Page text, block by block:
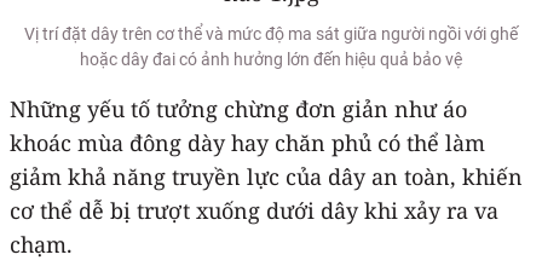
Vị trí đặt dây trên cơ thể và mức độ ma sát giữa người ngồi với ghế
hoặc dây đai có ảnh hưởng lớn đến hiệu quả bảo vệ
Những yếu tố tưởng chừng đơn giản như áo
khoác mùa đông dày hay chăn phủ có thể làm
giảm khả năng truyền lực của dây an toàn, khiến
cơ thể dễ bị trượt xuống dưới dây khi xảy ra va
chạm.